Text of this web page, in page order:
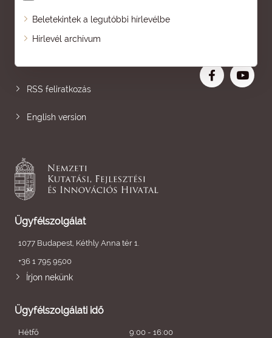
Beletekintek a legutóbbi hírlevélbe
Hírlevél archívum
Oldaltérkép
RSS feliratkozás
English version
Ügyfélszolgálat
1077 Budapest, Kéthly Anna tér 1.
+36 1 795 9500
Írjon nekünk
Ügyfélszolgálati idő
Hétfő 9:00 - 16:00